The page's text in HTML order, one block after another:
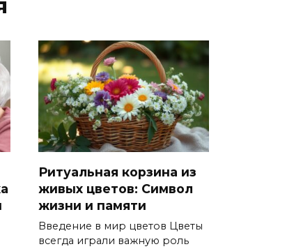
Ритуальная корзина из
живых цветов: Символ
жизни и памяти
Введение в мир цветов Цветы
всегда играли важную роль